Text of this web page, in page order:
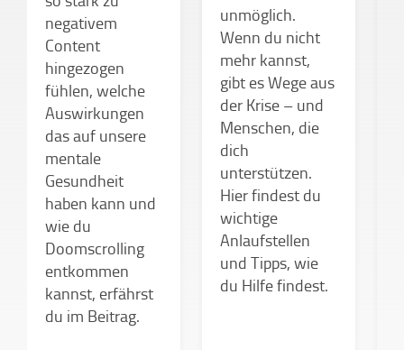
negativem
Content
hingezogen
fühlen, welche
Auswirkungen
das auf unsere
mentale
Gesundheit
haben kann und
wie du
Doomscrolling
entkommen
kannst, erfährst
du im Beitrag.
unmöglich.
Wenn du nicht
mehr kannst,
gibt es Wege aus
der Krise – und
Menschen, die
dich
unterstützen.
Hier findest du
wichtige
Anlaufstellen
und Tipps, wie
du Hilfe findest.